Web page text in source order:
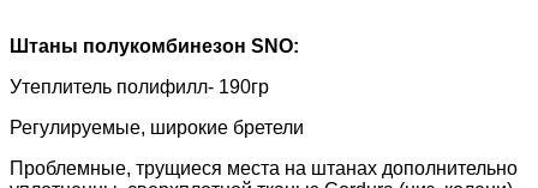
Штаны полукомбинезон SNO:
Утеплитель полифилл- 190гр
Регулируемые, широкие бретели
Проблемные, трущиеся места на штанах дополнительно